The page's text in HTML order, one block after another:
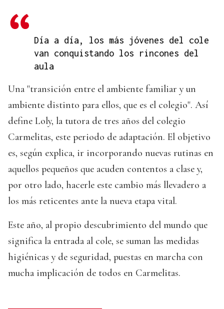
Día a día, los más jóvenes del cole
van conquistando los rincones del
aula
Una "transición entre el ambiente familiar y un
ambiente distinto para ellos, que es el colegio". Así
define Loly, la tutora de tres años del colegio
Carmelitas, este periodo de adaptación. El objetivo
es, según explica, ir incorporando nuevas rutinas en
aquellos pequeños que acuden contentos a clase y,
por otro lado, hacerle este cambio más llevadero a
los más reticentes ante la nueva etapa vital.
Este año, al propio descubrimiento del mundo que
significa la entrada al cole, se suman las medidas
higiénicas y de seguridad, puestas en marcha con
mucha implicación de todos en Carmelitas.